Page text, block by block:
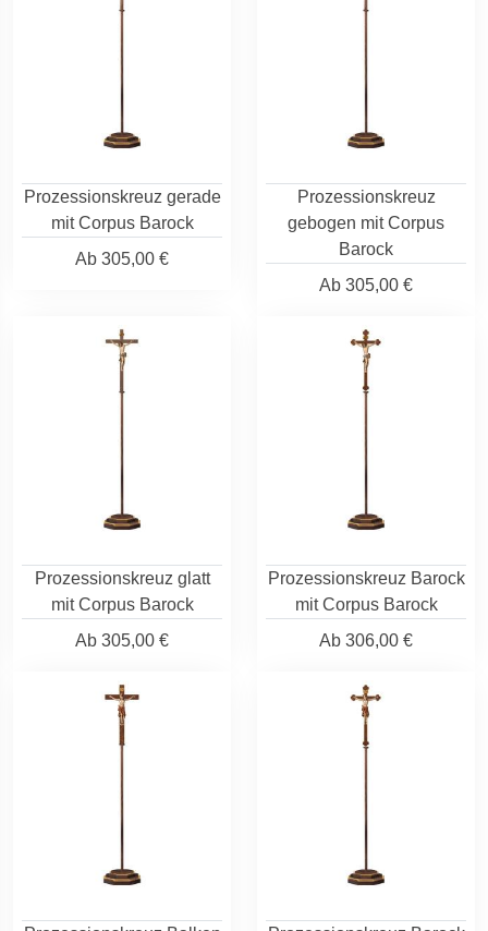
Prozessionskreuz gerade
mit Corpus Barock
Ab 305,00 €
Prozessionskreuz
gebogen mit Corpus
Barock
Ab 305,00 €
Prozessionskreuz glatt
mit Corpus Barock
Ab 305,00 €
Prozessionskreuz Barock
mit Corpus Barock
Ab 306,00 €